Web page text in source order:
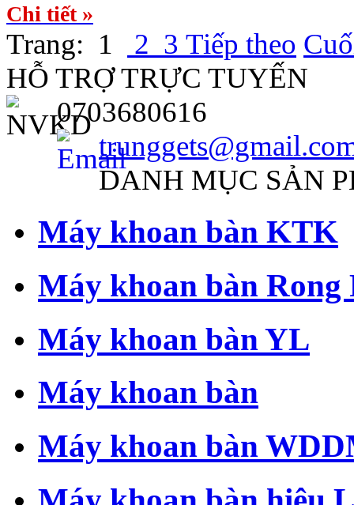
Chi tiết »
Trang: 1 2 3 Tiếp theo
HỖ TRỢ TRỰC TUYẾN
0703680616
DANH MỤC SẢN
Máy khoan bàn KTK
Máy khoan bàn Rong
Máy khoan bàn YL
Máy khoan bàn
Máy khoan bàn